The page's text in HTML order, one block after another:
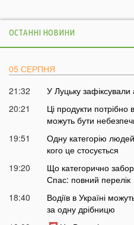
ОСТАННІ НОВИНИ
05 СЕРПНЯ
21:32
У Луцьку
20:21
Ці продукти
можуть бути
19:51
Одну категорію
кого це стосується
19:20
Що категорично
Спас: повний перелік
18:40
Водіїв в Україні
за одну дрібницю